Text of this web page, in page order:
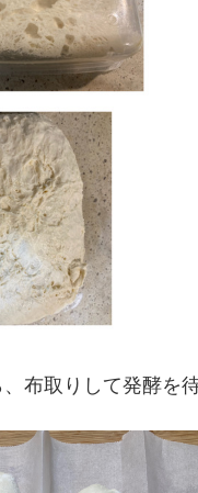
布取りして発酵を